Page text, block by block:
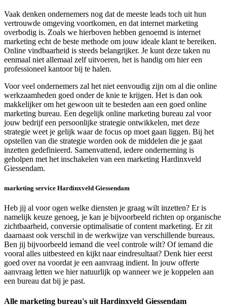
Vaak denken ondernemers nog dat de meeste leads toch uit hun
vertrouwde omgeving voortkomen, en dat internet marketing
overbodig is. Zoals we hierboven hebben genoemd is internet
marketing echt de beste methode om jouw ideale klant te bereiken.
Online vindbaarheid is steeds belangrijker. Je kunt deze taken nu
eenmaal niet allemaal zelf uitvoeren, het is handig om hier een
professioneel kantoor bij te halen.
Voor veel ondernemers zal het niet eenvoudig zijn om al die online
werkzaamheden goed onder de knie te krijgen. Het is dan ook
makkelijker om het gewoon uit te besteden aan een goed online
marketing bureau. Een degelijk online marketing bureau zal voor
jouw bedrijf een persoonlijke strategie ontwikkelen, met deze
strategie weet je gelijk waar de focus op moet gaan liggen. Bij het
opstellen van die strategie worden ook de middelen die je gaat
inzetten gedefinieerd. Samenvattend, iedere onderneming is
geholpen met het inschakelen van een marketing Hardinxveld
Giessendam.
marketing service Hardinxveld Giessendam
Heb jij al voor ogen welke diensten je graag wilt inzetten? Er is
namelijk keuze genoeg, je kan je bijvoorbeeld richten op organische
zichtbaarheid, conversie optimalisatie of content marketing. Er zit
daarnaast ook verschil in de werkwijze van verschillende bureaus.
Ben jij bijvoorbeeld iemand die veel controle wilt? Of iemand die
vooral alles uitbesteed en kijkt naar eindresultaat? Denk hier eerst
goed over na voordat je een aanvraag indient. In jouw offerte
aanvraag letten we hier natuurlijk op wanneer we je koppelen aan
een bureau dat bij je past.
Alle marketing bureau's uit Hardinxveld Giessendam